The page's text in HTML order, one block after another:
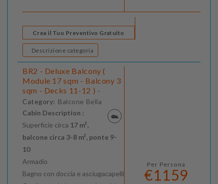
Crea il Tuo Preventivo Gratuito
Descrizione categoria
BR2 - Deluxe Balcony (
Module 17 sqm - Balcony 3
sqm - Decks 11-12 ) -
Category: Balcone Bella
Cabin Description :
Superficie circa 17 m²,
balcone circa 3-8 m², ponte 9-
10
Armadio
Bagno con doccia e asciugacapelli
Per Persona
€1159